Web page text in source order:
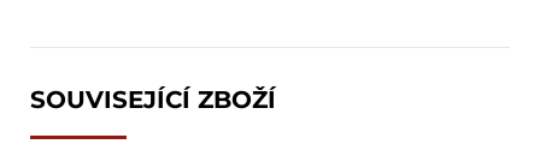
SOUVISEJÍCÍ ZBOŽÍ